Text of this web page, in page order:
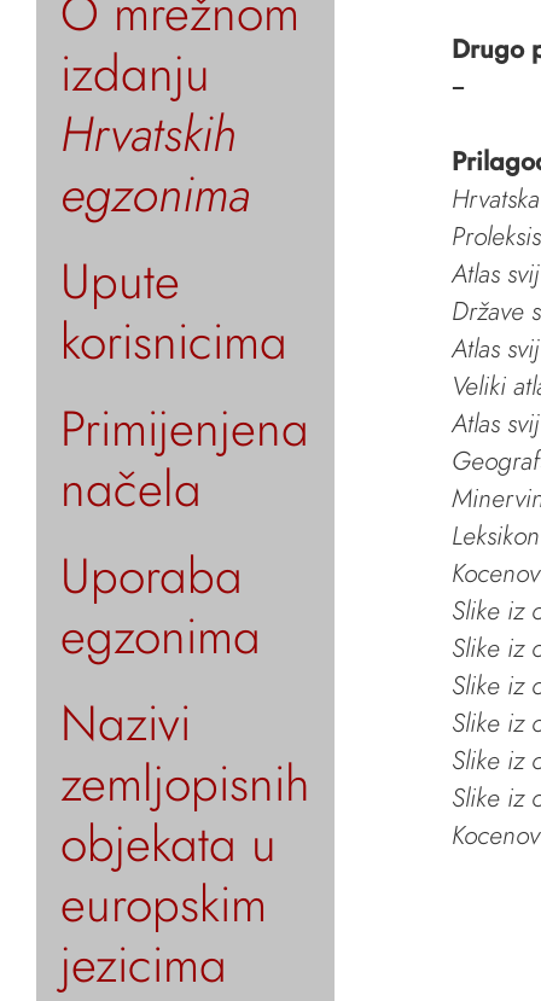
izdanju
Hrvatskih
egzonima
Upute
korisnicima
Primijenjena
načela
Uporaba
egzonima
Nazivi
zemljopisnih
objekata u
europskim
jezicima
Drugo
–
Atlas
Države
Atlas
Veliki
Atlas
Slike iz
Slike iz
Slike iz
Slike iz
Slike iz
Slike iz